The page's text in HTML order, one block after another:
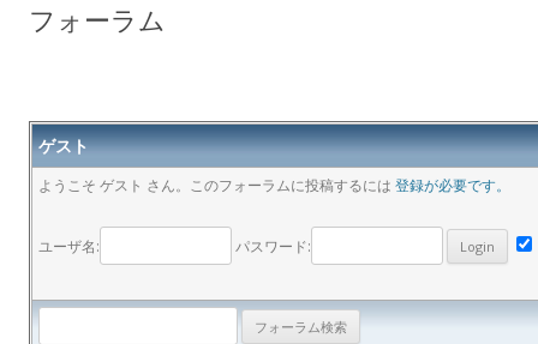
フォーラム
ゲスト
ようこそ ゲスト さん。このフォーラムに投稿するには 登録が必要です。
ユーザ名: パスワード: